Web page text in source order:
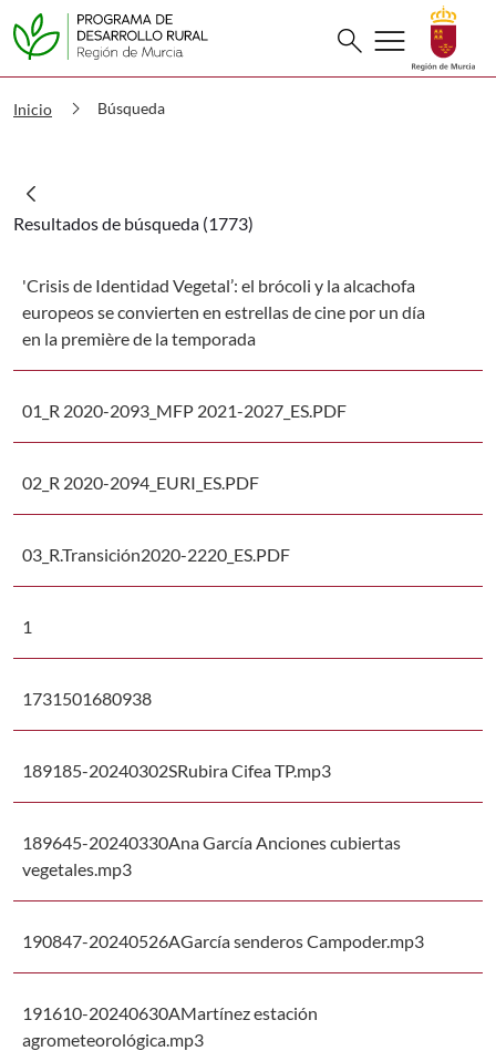
PDR Búsqueda Buscar
search menu
Inicio chevron_right Búsqueda
Resultados de búsqueda (1773)
'Crisis de Identidad Vegetal’: el brócoli y la alcachofa
europeos se convierten en estrellas de cine por un día
en la première de la temporada
01_R 2020-2093_MFP 2021-2027_ES.PDF
02_R 2020-2094_EURI_ES.PDF
03_R.Transición2020-2220_ES.PDF
1
1731501680938
189185-20240302SRubira Cifea TP.mp3
189645-20240330Ana García Anciones cubiertas
vegetales.mp3
190847-20240526AGarcía senderos Campoder.mp3
191610-20240630AMartínez estación
agrometeorológica.mp3